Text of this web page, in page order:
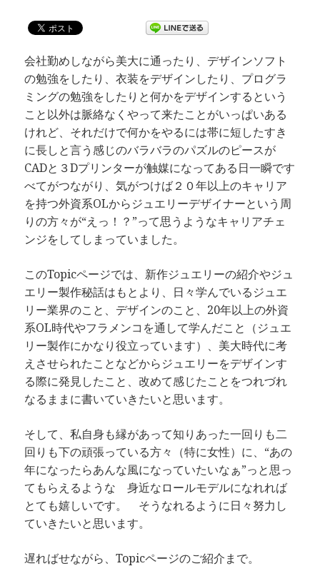
会社勤めしながら美大に通ったり、デザインソフト
の勉強をしたり、衣装をデザインしたり、プログラ
ミングの勉強をしたりと何かをデザインするという
こと以外は脈絡なくやって来たことがいっぱいある
けれど、それだけで何かをやるには帯に短したすき
に長しと言う感じのバラバラのパズルのピースが
CADと３Dプリンターが触媒になってある日一瞬です
べてがつながり、気がつけば２０年以上のキャリア
を持つ外資系OLからジュエリーデザイナーという周
りの方々が“えっ！？”って思うようなキャリアチェ
ンジをしてしまっていました。
このTopicページでは、新作ジュエリーの紹介やジュ
エリー製作秘話はもとより、日々学んでいるジュエ
リー業界のこと、デザインのこと、20年以上の外資
系OL時代やフラメンコを通して学んだこと（ジュエ
リー製作にかなり役立っています）、美大時代に考
えさせられたことなどからジュエリーをデザインす
る際に発見したこと、改めて感じたことをつれづれ
なるままに書いていきたいと思います。
そして、私自身も縁があって知りあった一回りも二
回りも下の頑張っている方々（特に女性）に、“あの
年になったらあんな風になっていたいなぁ”っと思っ
てもらえるような 身近なロールモデルになれれば
とても嬉しいです。 そうなれるように日々努力し
ていきたいと思います。
遅ればせながら、Topicページのご紹介まで。